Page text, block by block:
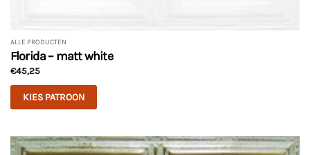
ALLE PRODUCTEN
Florida – matt white
€45,25
KIES PATROON